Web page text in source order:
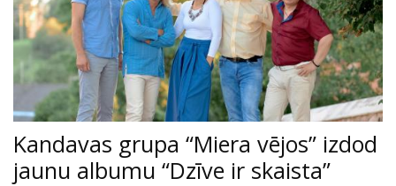
Kandavas grupa “Miera vējos” izdod
jaunu albumu “Dzīve ir skaista”